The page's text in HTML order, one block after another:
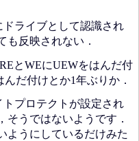
ライブとして認識され
も反映されない．
とWEにUEWをはんだ付
だ付けとか1年ぶりか．
プロテクトが設定され
そうではないようです．
ようにしているだけみた